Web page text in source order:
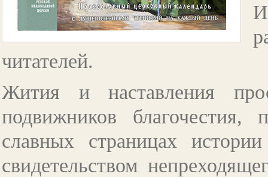
читателей.
Жития и наставления
подвижников
славных страницах
свидетельством